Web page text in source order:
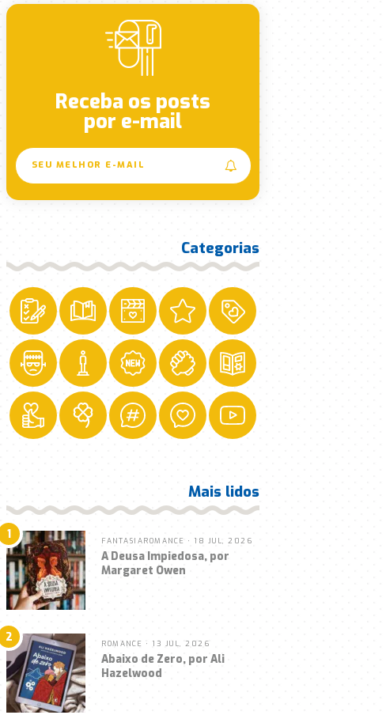
Receba os posts
por e-mail
Categorias
Mais lidos
1 FANTASIAROMANCE • 18 JUL, 2026
A Deusa Impiedosa, por
Margaret Owen
2 ROMANCE • 13 JUL, 2026
Abaixo de Zero, por Ali
Hazelwood